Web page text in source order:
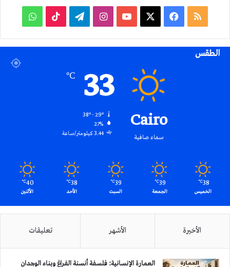
ملخص
الموقع
فيسبوك ‫YouTubeانستقرامتيلقرام ‫TikTokواتساب
الطقس
Cairo
سماء صافية
33
℃
27%
3.44 كيلومتر/ساعة
38
℃
الخميس
39
℃
الجمعة
39
℃
السبت
38
℃
الأحد
40
℃
الأثنين
الأخيرة الأشهر تعليقات
العمارة الإنسانية: فلسفة أنسنة الفراغ وبناء الوجدان